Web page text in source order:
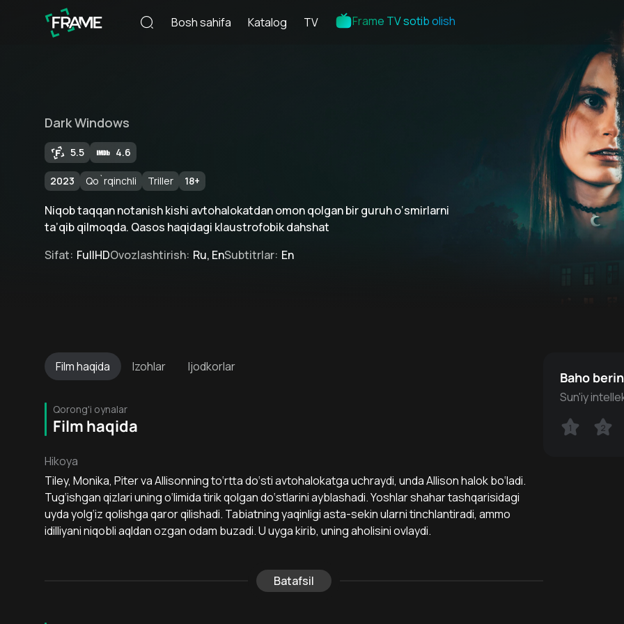
Bosh sahifa Katalog TV Frame TV sotib olish
Dark Windows
5.5 4.6
2023 Qo`rqinchli Triller 18+
Niqob taqqan notanish kishi avtohalokatdan omon qolgan bir guruh o‘smirlarni
ta’qib qilmoqda. Qasos haqidagi klaustrofobik dahshat
Sifat: FullHDOvozlashtirish: Ru, EnSubtitrlar: En
Filmhaqida Izohlar Ijodkorlar
Qorong'i oynalar
Film haqida
Hikoya
Tiley, Monika, Piter va Allisonning to‘rtta do‘sti avtohalokatga uchraydi, unda Allison halok bo‘ladi.
Tug‘ishgan qizlari uning o‘limida tirik qolgan do‘stlarini ayblashadi. Yoshlar shahar tashqarisidagi
uyda yolg‘iz qolishga qaror qilishadi. Tabiatning yaqinligi asta-sekin ularni tinchlantiradi, ammo
idilliyani niqobli aqldan ozgan odam buzadi. U uyga kirib, uning aholisini ovlaydi.
Batafsil
Baho
Sun'iy
1 2
1 2